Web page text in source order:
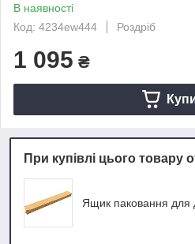
В наявності
Код: 4234ew444
Роздріб
1 095 ₴
При купівлі цього товару
Ящик паковання для